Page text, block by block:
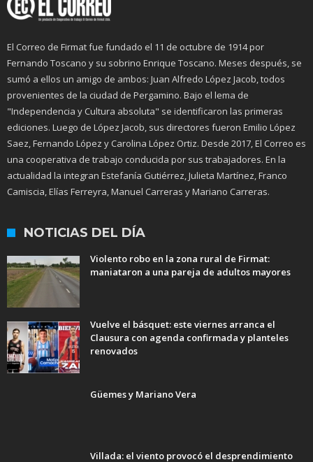
El Correo de Firmat fue fundado el 11 de octubre de 1914 por
Fernando Toscano y su sobrino Enrique Toscano. Meses después, se
sumó a ellos un amigo de ambos: Juan Alfredo López Jacob, todos
provenientes de la ciudad de Pergamino. Bajo el lema de
"Independencia y Cultura absoluta" se identificaron las primeras
ediciones. Luego de López Jacob, sus directores fueron Emilio López
Saez, Fernando López y Carolina López Ortiz. Desde 2017, El Correo es
una cooperativa de trabajo conducida por sus trabajadores. En la
actualidad la integran Estefanía Gutiérrez, Julieta Martínez, Franco
Camiscia, Elías Ferreyra, Manuel Carreras y Mariano Carreras.
NOTICIAS DEL DÍA
Violento robo en la zona rural de Firmat:
maniataron a una pareja de adultos mayores
Vuelve el básquet: este viernes arranca el
Clausura con agenda confirmada y planteles
renovados
Güemes y Mariano Vera
Villada: el viento provocó el desprendimiento